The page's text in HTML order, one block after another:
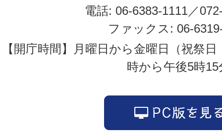
電話: 06-6383-1111／
ファックス: 06-
【開庁時間】月曜日から金曜日（祝祭
時から午後5時15